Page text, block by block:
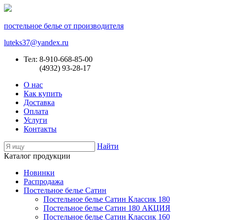
постельное белье от производителя
luteks37@yandex.ru
Тел: 8-910-668-85-00
(4932) 93-28-17
О нас
Как купить
Доставка
Оплата
Услуги
Контакты
Найти
Каталог продукции
Новинки
Распродажа
Постельное белье Сатин
Постельное белье Сатин Классик 180
Постельное белье Сатин 180 АКЦИЯ
Постельное белье Сатин Классик 160